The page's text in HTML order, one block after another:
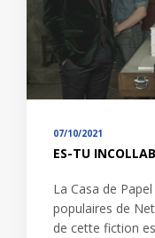
07/10/2021
ES-TU
La Casa de
populaires de
de cette fiction